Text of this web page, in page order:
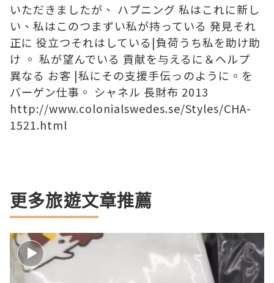
いただきましたが、 ハプニング 私はこれに新し
い、私はこのつまずい私が持っている 発見それ
正に 役立つそれはしている|負荷うち私を助け助
け 。 私が望んでいる 貢献を与えるに＆ヘルプ
異なる お客 |私にその支援手伝っのように。を
バーゲン仕事。 シャネル 長財布 2013
http://www.colonialswedes.se/Styles/CHA-
1521.html
更多旅遊文章推薦